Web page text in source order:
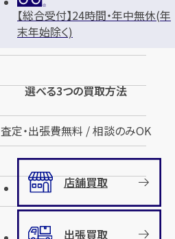
【総合受付】24時間・年中無休(年
末年始除く)
選べる3つの買取方法
査定・出張費無料 / 相談のみOK
店舗買取
出張買取